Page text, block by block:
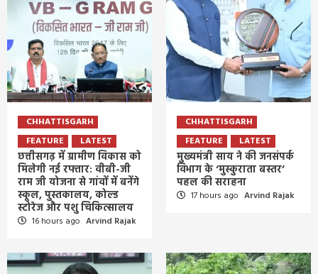
CHHATTISGARH
FEATURE
LATEST
छत्तीसगढ़ में ग्रामीण विकास को
मिलेगी नई रफ्तार: वीबी-जी
राम जी योजना से गांवों में बनेंगे
स्कूल, पुस्तकालय, कोल्ड
स्टोरेज और पशु चिकित्सालय
16 hours ago Arvind Rajak
CHHATTISGARH
FEATURE
LATEST
मुख्यमंत्री साय ने की जनसंपर्क
विभाग के ‘मुस्कुराता बस्तर’
पहल की सराहना
17 hours ago Arvind Rajak